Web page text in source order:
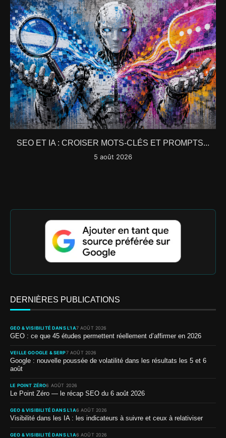
SEO ET IA : CROISER MOTS-CLÉS ET PROMPTS...
5 août 2026
DERNIÈRES PUBLICATIONS
GEO & VISIBILITÉ DANS L’IA7 AOÛT 2026
GEO : ce que 45 études permettent réellement d’affirmer en 2026
VEILLE GOOGLE & SERP7 AOÛT 2026
Google : nouvelle poussée de volatilité dans les résultats les 5 et 6
août
LE POINT ZÉRO6 AOÛT 2026
Le Point Zéro — le récap SEO du 6 août 2026
GEO & VISIBILITÉ DANS L’IA6 AOÛT 2026
Visibilité dans les IA : les indicateurs à suivre et ceux à relativiser
GEO & VISIBILITÉ DANS L’IA6 AOÛT 2026